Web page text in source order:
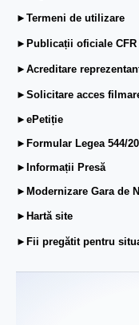
►Termeni de utilizare
►Publicații oficiale CFR
►Acreditare
►Solicitare acces
►ePetiție
►Formular Legea 544/
►Informații Presă
►Modernizare Gara de
►Hartă site
►Fii pregătit pentru